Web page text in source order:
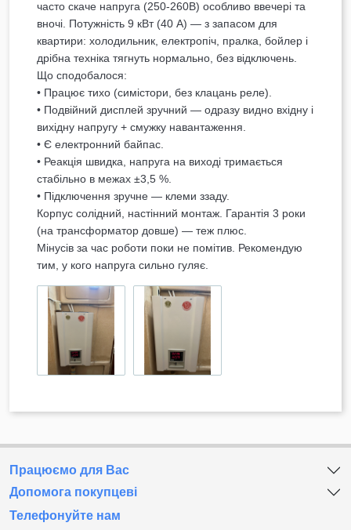
часто скаче напруга (250-260В) особливо ввечері та
вночі. Потужність 9 кВт (40 А) — з запасом для
квартири: холодильник, електропіч, пралка, бойлер і
дрібна техніка тягнуть нормально, без відключень.
Що сподобалося:
• Працює тихо (симістори, без клацань реле).
• Подвійний дисплей зручний — одразу видно вхідну і
вихідну напругу + смужку навантаження.
• Є електронний байпас.
• Реакція швидка, напруга на виході тримається
стабільно в межах ±3,5 %.
• Підключення зручне — клеми ззаду.
Корпус солідний, настінний монтаж. Гарантія 3 роки
(на трансформатор довше) — теж плюс.
Мінусів за час роботи поки не помітив. Рекомендую
тим, у кого напруга сильно гуляє.
Працюємо для Вас
Допомога покупцеві
Телефонуйте нам